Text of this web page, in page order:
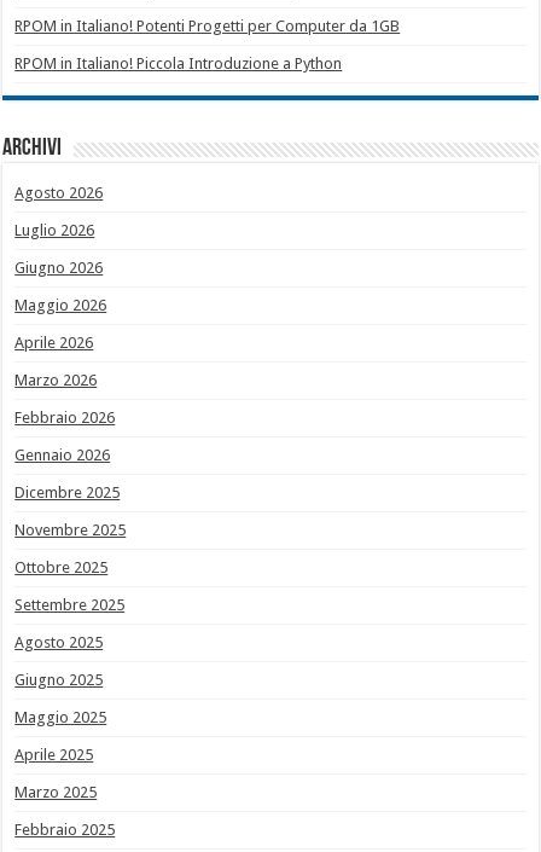
RPOM in Italiano! Potenti Progetti per Computer da 1GB
RPOM in Italiano! Piccola Introduzione a Python
Archivi
Agosto 2026
Luglio 2026
Giugno 2026
Maggio 2026
Aprile 2026
Marzo 2026
Febbraio 2026
Gennaio 2026
Dicembre 2025
Novembre 2025
Ottobre 2025
Settembre 2025
Agosto 2025
Giugno 2025
Maggio 2025
Aprile 2025
Marzo 2025
Febbraio 2025